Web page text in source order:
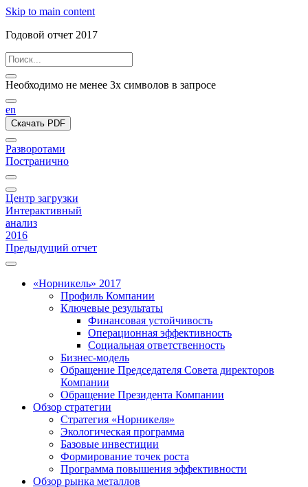
Skip to main content
Годовой отчет 2017
Необходимо не менее 3х символов в запросе
en
Скачать PDF
Разворотами
Постранично
Центр загрузки
Интерактивный
анализ
2016
Предыдущий отчет
«Норникель» 2017
Профиль Компании
Ключевые результаты
Финансовая устойчивость
Операционная эффективность
Социальная ответственность
Бизнес-модель
Обращение Председателя Совета директоров
Компании
Обращение Президента Компании
Обзор стратегии
Стратегия «Норникеля»
Экологическая программа
Базовые инвестиции
Формирование точек роста
Программа повышения эффективности
Обзор рынка металлов